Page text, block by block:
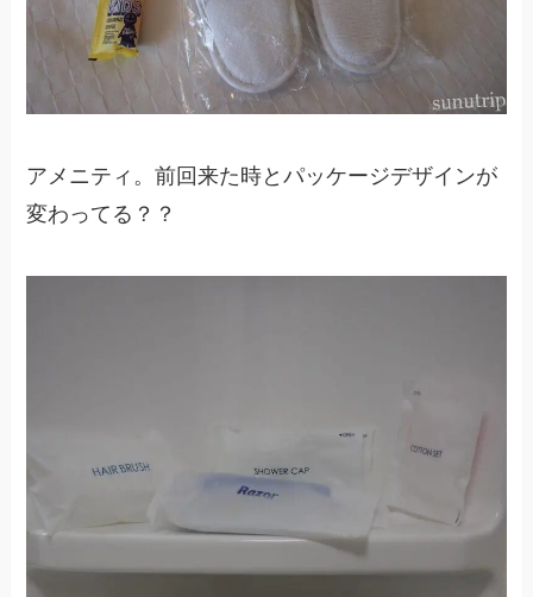
アメニティ。前回来た時とパッケージデザインが
変わってる？？